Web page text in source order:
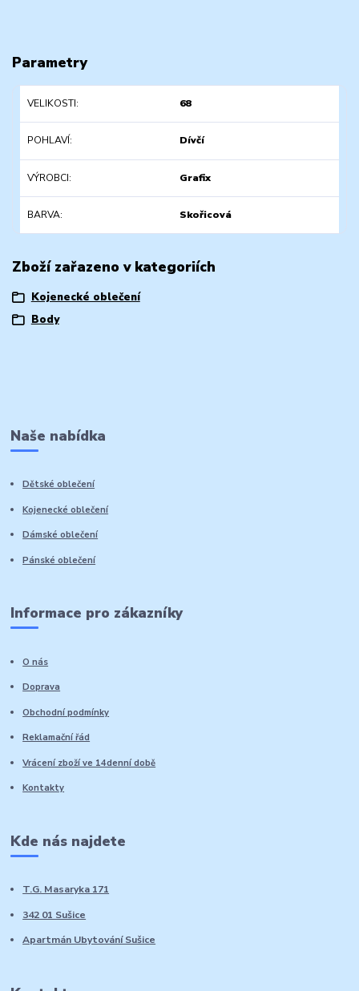
Parametry
VELIKOSTI 68
POHLAVÍ Dívčí
VÝROBCI Grafix
BARVA Skořicová
Zboží zařazeno v kategoriích
Kojenecké oblečení
Body
Naše nabídka
Dětské oblečení
Kojenecké oblečení
Dámské oblečení
Pánské oblečení
Informace pro zákazníky
O nás
Doprava
Obchodní podmínky
Reklamační řád
Vrácení zboží ve 14denní době
Kontakty
Kde nás najdete
T.G. Masaryka 171
342 01 Sušice
Apartmán Ubytování Sušice